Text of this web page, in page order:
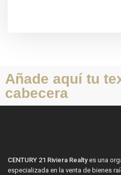
Añade aquí tu
cabecera
CENTURY 21 Riviera Realtyes una
especializada en la venta de bienes